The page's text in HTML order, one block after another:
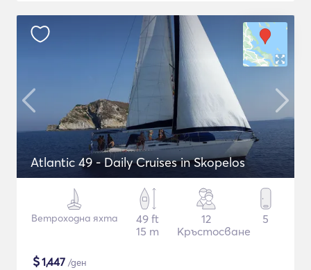
Atlantic 49 - Daily Cruises in Skopelos
Ветроходна яхта
49 ft
15 m
12
Кръстосване
5
$1,447 /ден